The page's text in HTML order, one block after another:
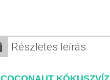
Részletes leírás